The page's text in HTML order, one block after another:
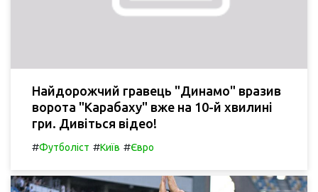
Найдорожчий гравець "Динамо" вразив
ворота "Карабаху" вже на 10-й хвилині
гри. Дивіться відео!
#Футболіст #Київ #Євро